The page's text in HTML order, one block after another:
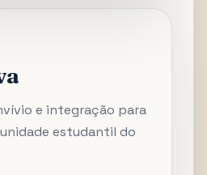
e integração para
estudantil do